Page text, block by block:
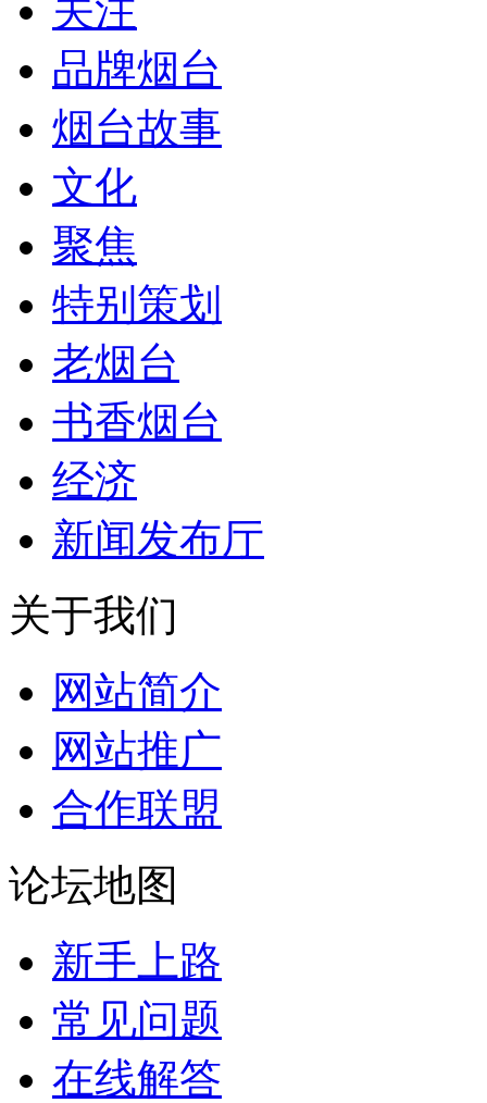
关注
品牌烟台
烟台故事
文化
聚焦
特别策划
老烟台
书香烟台
经济
新闻发布厅
关于我们
网站简介
网站推广
合作联盟
论坛地图
新手上路
常见问题
在线解答